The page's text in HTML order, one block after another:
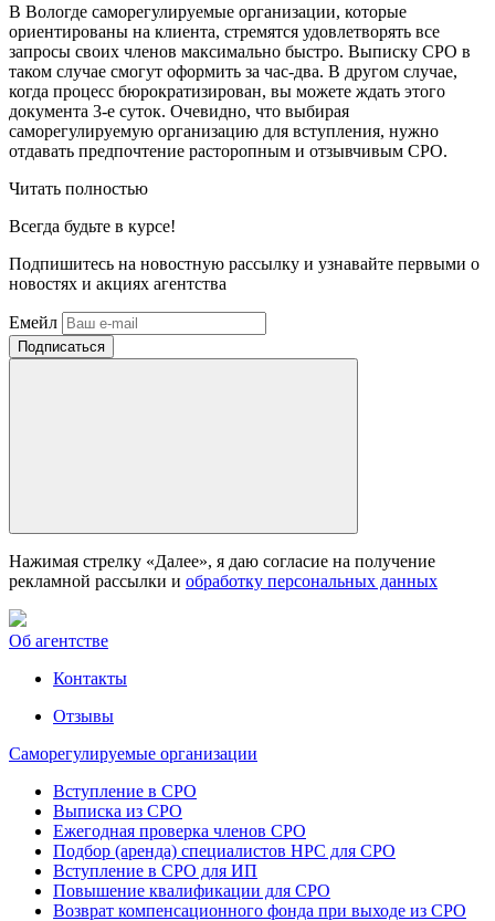
В Вологде саморегулируемые организации, которые
ориентированы на клиента, стремятся удовлетворять все
запросы своих членов максимально быстро. Выписку СРО в
таком случае смогут оформить за час-два. В другом случае,
когда процесс бюрократизирован, вы можете ждать этого
документа 3-е суток. Очевидно, что выбирая
саморегулируемую организацию для вступления, нужно
отдавать предпочтение расторопным и отзывчивым СРО.
Читать полностью
Всегда будьте в курсе!
Подпишитесь на новостную рассылку и узнавайте первыми о
новостях и акциях агентства
Емейл
Нажимая стрелку «Далее», я даю согласие на получение
рекламной рассылки и обработку персональных данных
Об агентстве
Контакты
Отзывы
Саморегулируемые организации
Вступление в СРО
Выписка из СРО
Ежегодная проверка членов СРО
Подбор (аренда) специалистов НРС для СРО
Вступление в СРО для ИП
Повышение квалификации для СРО
Возврат компенсационного фонда при выходе из СРО